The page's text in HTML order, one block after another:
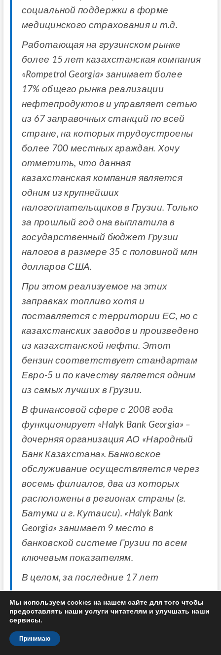
социальной поддержки в форме
медицинского страхования и т.д.
Работающая на грузинском рынке
более 15 лет казахстанская компания
«Rompetrol Georgia» занимает более
17% общего рынка реализации
нефтепродуктов и управляет сетью
из 67 заправочных станций по всей
стране, на которых трудоустроены
более 700 местных граждан. Хочу
отметить, что данная
казахстанская компания является
одним из крупнейших
налогоплательщиков в Грузии. Только
за прошлый год она выплатила в
государственный бюджет Грузии
налогов в размере 35 с половиной млн
долларов США.
При этом реализуемое на этих
заправках топливо хотя и
поставляется с территории ЕС, но с
казахстанских заводов и произведено
из казахстанской нефти. Этот
бензин соответствует стандартам
Евро-5 и по качеству является одним
из самых лучших в Грузии.
В финансовой сфере с 2008 года
функционирует «Halyk Bank Georgia» –
дочерняя организация АО «Народный
Банк Казахстана». Банковское
обслуживание осуществляется через
восемь филиалов, два из которых
расположены в регионах страны (г.
Батуми и г. Кутаиси). «Halyk Bank
Georgia» занимает 9 место в
банковской системе Грузии по всем
ключевым показателям.
В целом, за последние 17 лет
казахстанские инвестиции в
экономику Грузии составили более
570 млн долларов США. Это говорит
о благоприятном для казахстанского
Мы используем cookies на нашем сайте для того чтобы
предоставлять наши услуги читателям и улучшать наши
сервисы.
Принимаю